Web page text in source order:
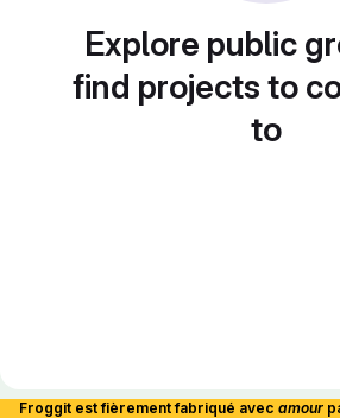
Explore public
find projects to
to
Froggit est fièrement fabriqué avec amour